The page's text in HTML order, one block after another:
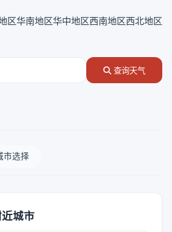
区华南地区华中地区西南地区西北地区
查询天气
市选择
近城市